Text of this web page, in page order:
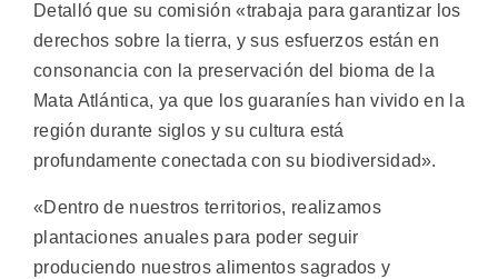
Detalló que su comisión «trabaja para garantizar los
derechos sobre la tierra, y sus esfuerzos están en
consonancia con la preservación del bioma de la
Mata Atlántica, ya que los guaraníes han vivido en la
región durante siglos y su cultura está
profundamente conectada con su biodiversidad».
«Dentro de nuestros territorios, realizamos
plantaciones anuales para poder seguir
produciendo nuestros alimentos sagrados y